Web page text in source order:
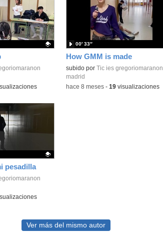
How GMM is made
Contenido educativo.
subido por
Tic ies gregoriomaranon
madrid
00′ 33″
-hace 8 meses- 19visualizaciones
pesadilla
Ver más del mismo autor